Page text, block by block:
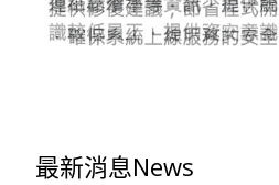
最新消息News